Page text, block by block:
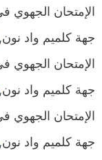
جهة كلميم واد نون,
جهة كلميم واد نون,
جهة كلميم واد نون,